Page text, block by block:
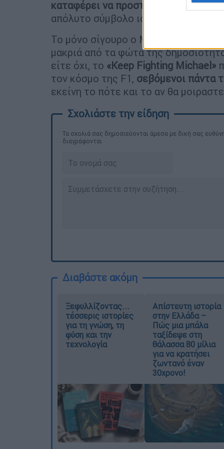
καταφέρει να προστατεύσει την
απόλυτο σύμβολο ισχύος και
Το μόνο σίγουρο ο Μίκαελ Σουμάχερ
μακριά από τα φώτα της
είτε όχι, το «Keep Fighting Michael»
τον κόσμο της F1, σεβόμενοι πάντα
εκείνη το πότε και το αν θα
Τα σχολιά σας δημοσιεύονται άμεσα με δική σας
διαγράφονται
Διαβάστε ακόμη
Ξεφυλλίζοντας...
τέσσερις ιστορίες
για τη γνώση, τη
φύση και την
τεχνολογία
Απίστευτη ιστορία
στην Ελλάδα –
Πώς μια μπάλα
ταξίδεψε στη
θάλασσα 80 μίλια
για να κρατήσει
ζωντανό έναν
30χρονο!